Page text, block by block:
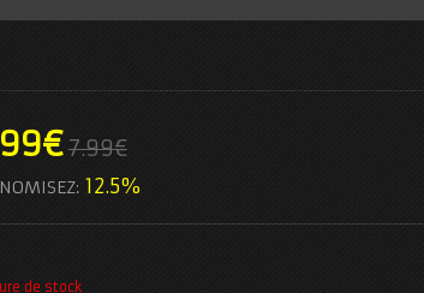
7.99€
€
12.5%
de stock